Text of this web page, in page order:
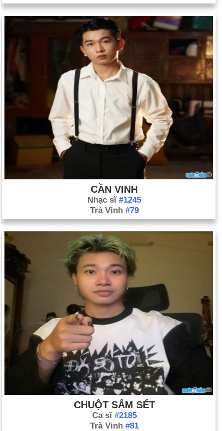
CẦN VINH
Nhạc sĩ #1245
Trà Vinh #79
CHUỘT SẤM SÉT
Ca sĩ #2185
Trà Vinh #81